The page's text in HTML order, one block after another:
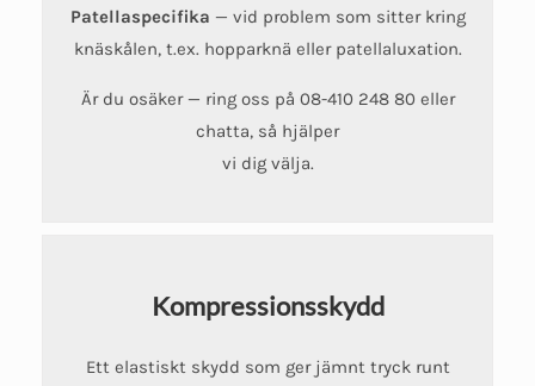
Patellaspecifika — vid problem som sitter kring
knäskålen, t.ex. hopparknä eller patellaluxation.
Är du osäker — ring oss på 08-410 248 80 eller
chatta, så hjälper
vi dig välja.
Kompressionsskydd
Ett elastiskt skydd som ger jämnt tryck runt